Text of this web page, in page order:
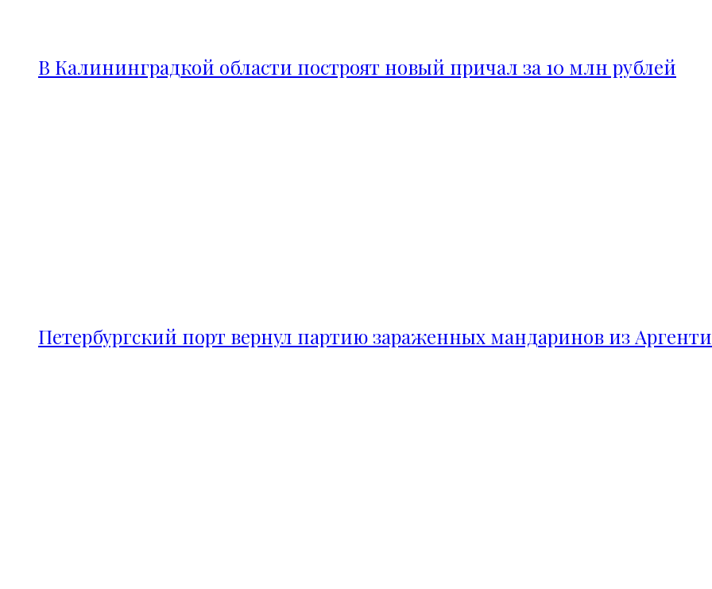
В Калининградкой области построят новый причал за 10 млн рублей
Петербургский порт вернул партию зараженных мандаринов из